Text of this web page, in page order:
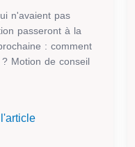
n'avaient pas
passeront à la
: comment
Motion de conseil
l'article